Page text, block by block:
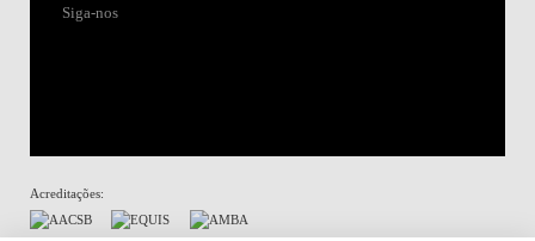
Siga-nos
Acreditações: